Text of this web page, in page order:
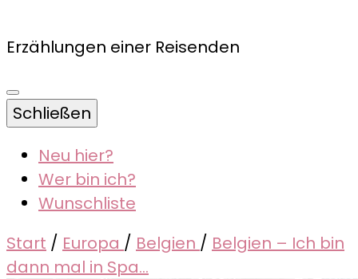
Erzählungen einer Reisenden
Schließen
Neu hier?
Wer bin ich?
Wunschliste
Start / Europa / Belgien / Belgien – Ich bin
dann mal in Spa…